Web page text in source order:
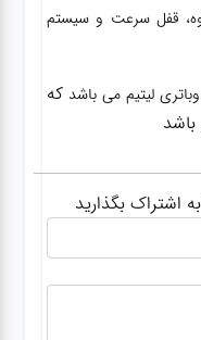
قفل سرعت و سیستم
لیتیم می باشد که
باشد
اشتراک بگذارید